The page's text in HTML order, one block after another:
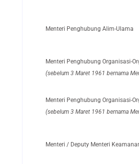
Menteri Penghubung Alim-Ulama
Menteri Penghubung Organisasi-
(sebelum 3 Maret 1961 bernama
Menteri Penghubung Organisasi-
(sebelum 3 Maret 1961 bernama
Menteri / Deputy Menteri